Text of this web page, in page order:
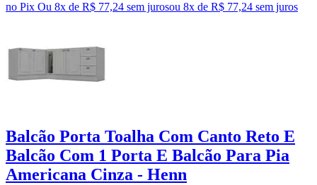
no Pix Ou 8x de R$ 77,24 sem jurosou 8x de R$ 77,24 sem juros
Balcão Porta Toalha Com Canto Reto E
Balcão Com 1 Porta E Balcão Para Pia
Americana Cinza - Henn